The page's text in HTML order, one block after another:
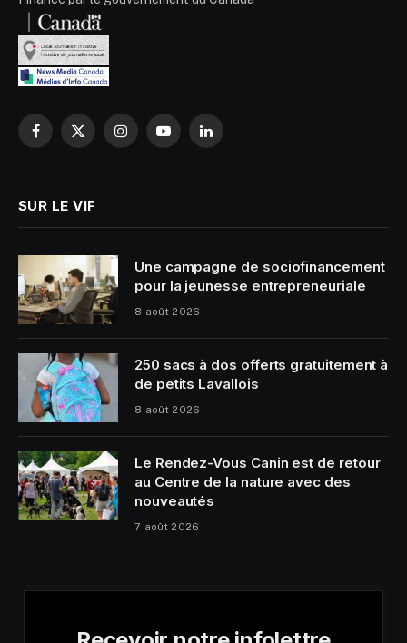
Facebook
X
InstagramYouTubeLinkedIn
SUR LE VIF
Une campagne de sociofinancement
pour la jeunesse entrepreneuriale
8 août 2026
250 sacs à dos offerts gratuitement à
de petits Lavallois
8 août 2026
Le Rendez-Vous Canin est de retour
au Centre de la nature avec des
nouveautés
7 août 2026